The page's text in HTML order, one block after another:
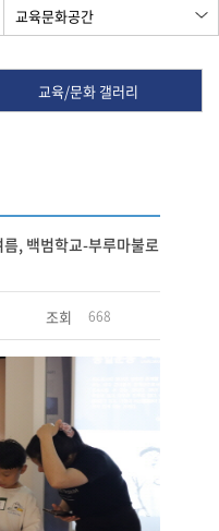
교육/문화 갤러리
, 백범학교-부루마불로
조회 668